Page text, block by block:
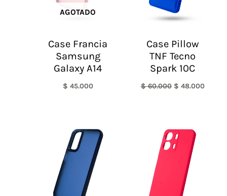
AGOTADO
Case Francia
Samsung
Galaxy A14
$ 45.000
Case Pillow
TNF Tecno
Spark 10C
$60.000 $ 48.000